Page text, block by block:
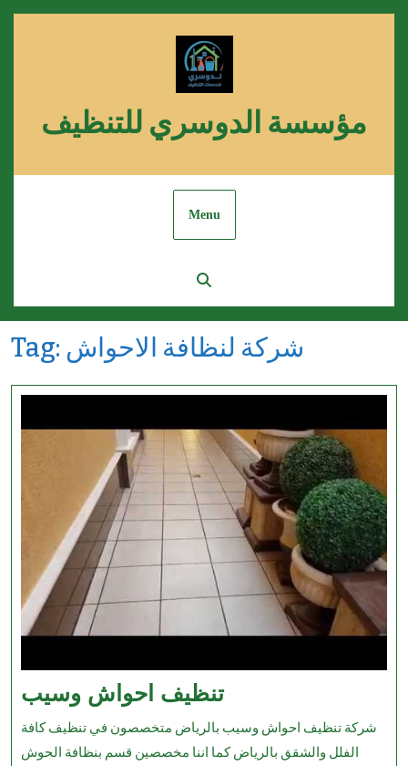
مؤسسة الدوسري للتنظيف
Menu
Tag: شركة لنظافة الاحواش
تنظيف احواش وسيبتنظيف
احواش
وسيب
شركة تنظيف احواش وسيب بالرياض متخصصون في تنظيف كافة
الفلل والشقق بالرياض كما اننا مخصصين قسم بنظافة الحوش